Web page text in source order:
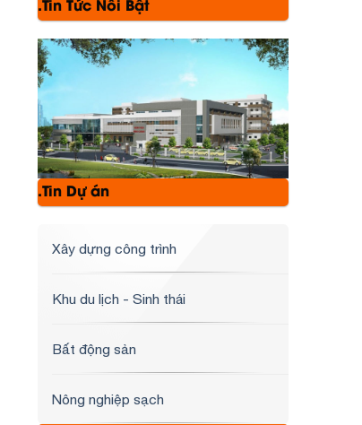
.Tin Tức Nổi Bật
.Tin Dự án
Xây dựng công trình
Khu du lịch - Sinh thái
Bất động sản
Nông nghiệp sạch